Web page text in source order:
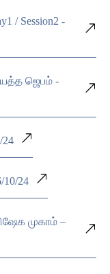
/ Session2 -
ஜெபம் -
24
10/24
முகாம் –